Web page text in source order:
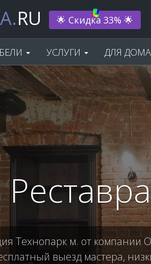
RU Нам 33 года! 🎂
УСЛУГИ ДЛЯ ДОМА
Технопарк м. от компании
выезд мастера,